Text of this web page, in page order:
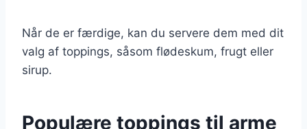
Når de er færdige, kan du servere dem med dit
valg af toppings, såsom flødeskum, frugt eller
sirup.
Populære toppings til arme